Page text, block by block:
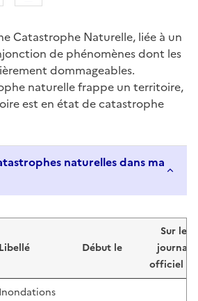
Catastrophe Naturelle, liée à un
de phénomènes dont les
dommageables.
naturelle frappe un territoire,
est en état de catastrophe
naturelles dans ma
Libellé Début le
Sur le
journal
officiel du
Inondations